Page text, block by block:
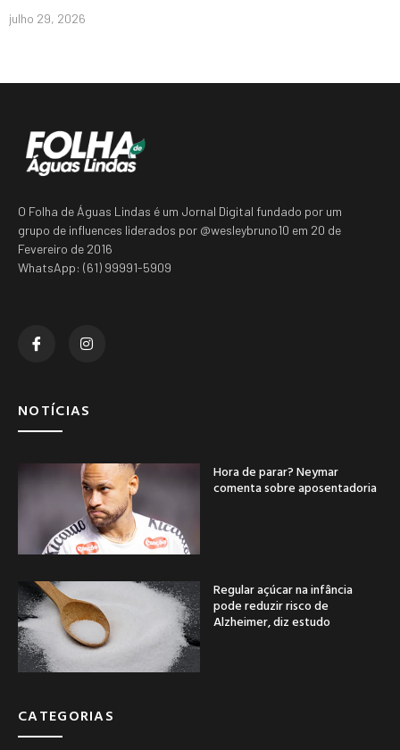
julho 29, 2026
O Folha de Águas Lindas é um Jornal Digital fundado por um
grupo de influences liderados por @wesleybruno10 em 20 de
Fevereiro de 2016
WhatsApp: (61) 99991-5909
NOTÍCIAS
Hora de parar? Neymar
comenta sobre aposentadoria
Regular açúcar na infância
pode reduzir risco de
Alzheimer, diz estudo
CATEGORIAS